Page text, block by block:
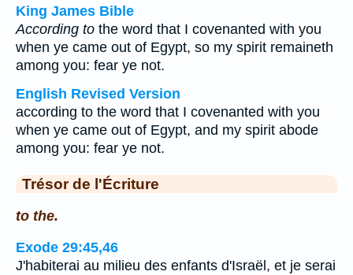
King James Bible
According to the word that I covenanted with you
when ye came out of Egypt, so my spirit remaineth
among you: fear ye not.
English Revised Version
according to the word that I covenanted with you
when ye came out of Egypt, and my spirit abode
among you: fear ye not.
Trésor de l'Écriture
to the.
Exode 29:45,46
J'habiterai au milieu des enfants d'Israël, et je serai